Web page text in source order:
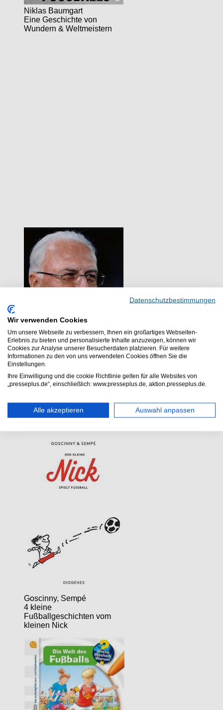
Niklas Baumgart
Eine Geschichte von
Wundern & Weltmeistern
Ein umfassendes Portrait
der Legende Franz
Beckenbauer
Goscinny, Sempé
4 kleine
Fußballgeschichten vom
kleinen Nick
Datenschutzbestimmungen
Wir verwenden Cookies
Um unsere Webseite zu verbessern, Ihnen ein großartiges Webseiten-
Erlebnis zu bieten und personalisierte Inhalte anzuzeigen, können wir
Cookies zur Analyse unserer Besucherdaten platzieren. Für weitere
Informationen zu den von uns verwendeten Cookies öffnen Sie die
Einstellungen.
Ihre Einwilligung und die cookie Richtlinie gelten für alle Websites von
„presseplus.de“, einschließlich: www.presseplus.de, aktion.presseplus.de.
Alle akzeptieren Auswahl anpassen